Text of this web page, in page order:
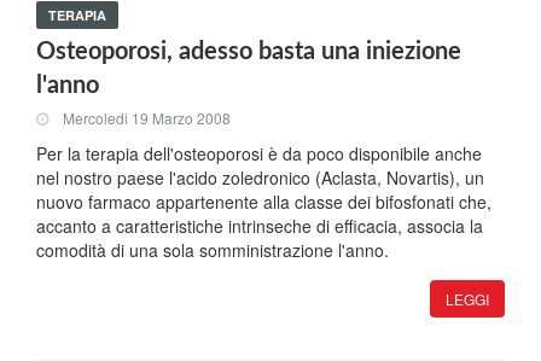
TERAPIA
Osteoporosi, adesso basta una iniezione
l'anno
Mercoledi 19 Marzo 2008
Per la terapia dell'osteoporosi è da poco disponibile anche
nel nostro paese l'acido zoledronico (Aclasta, Novartis), un
nuovo farmaco appartenente alla classe dei bifosfonati che,
accanto a caratteristiche intrinseche di efficacia, associa la
comodità di una sola somministrazione l'anno.
LEGGI